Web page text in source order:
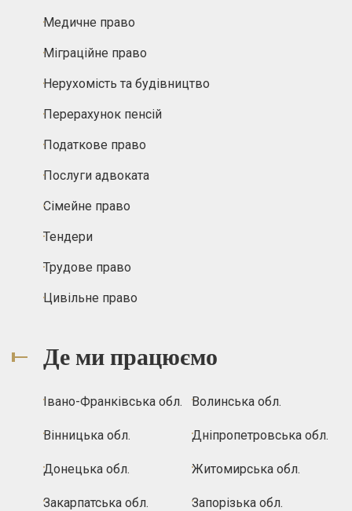
Медичне право
Міграційне право
Нерухомість та будівництво
Перерахунок пенсій
Податкове право
Послуги адвоката
Сімейне право
Тендери
Трудове право
Цивільне право
Де ми працюємо
Івано-Франківська обл. Волинська обл.
Вінницька обл. Дніпропетровська обл.
Донецька обл. Житомирська обл.
Закарпатська обл. Запорізька обл.